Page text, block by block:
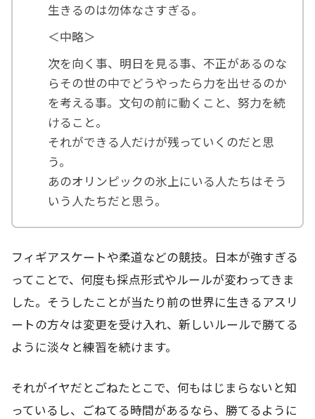
生きるのは勿体なさすぎる。
＜中略＞
次を向く事、明日を見る事、不正があるのな
らその世の中でどうやったら力を出せるのか
を考える事。文句の前に動くこと、努力を続
けること。
それができる人だけが残っていくのだと思
う。
あのオリンピックの氷上にいる人たちはそう
いう人たちだと思う。
フィギアスケートや柔道などの競技。日本が強すぎる
ってことで、何度も採点形式やルールが変わってきま
した。そうしたことが当たり前の世界に生きるアスリ
ートの方々は変更を受け入れ、新しいルールで勝てる
ように淡々と練習を続けます。
それがイヤだとごねたとこで、何もはじまらないと知
っているし、ごねてる時間があるなら、勝てるように